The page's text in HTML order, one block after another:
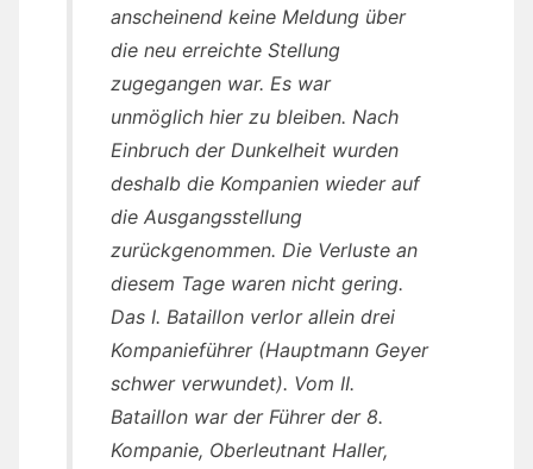
anscheinend keine Meldung über
die neu erreichte Stellung
zugegangen war. Es war
unmöglich hier zu bleiben. Nach
Einbruch der Dunkelheit wurden
deshalb die Kompanien wieder auf
die Ausgangsstellung
zurückgenommen. Die Verluste an
diesem Tage waren nicht gering.
Das I. Bataillon verlor allein drei
Kompanieführer (Hauptmann Geyer
schwer verwundet). Vom II.
Bataillon war der Führer der 8.
Kompanie, Oberleutnant Haller,